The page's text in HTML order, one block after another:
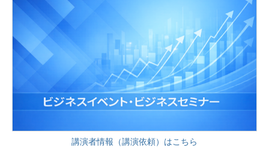
講演者情報（講演依頼）はこちら